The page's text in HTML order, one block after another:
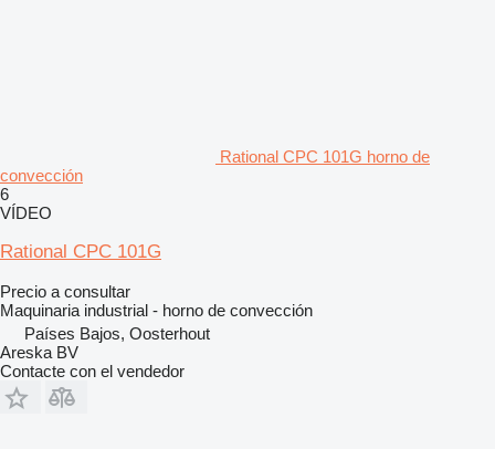
Rational CPC 101G horno de
convección
6
VÍDEO
Rational CPC 101G
Precio a consultar
Maquinaria industrial - horno de convección
Países Bajos, Oosterhout
Areska BV
Contacte con el vendedor